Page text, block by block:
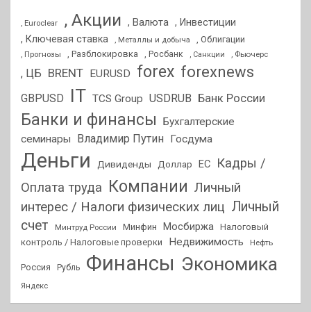
, Euroclear , Акции , Валюта , Инвестиции
, Ключевая ставка
, Металлы и добыча , Облигации
, Прогнозы , Разблокировка , Росбанк , Санкции , Фьючерс
, ЦБ BRENT EURUSD forex forexnews
GBPUSD IT TCS Group USDRUB Банк России
Банки и финансы
Бухгалтерские
семинары
Владимир Путин Госдума
Деньги Дивиденды Доллар ЕС
Кадры /
Оплата труда Компании Личный
интерес / Налоги физических лиц Личный
счет
Минтруд России Минфин Мосбиржа Налоговый
контроль / Налоговые проверки
Недвижимость Нефть
Россия Рубль Финансы Экономика
Яндекс